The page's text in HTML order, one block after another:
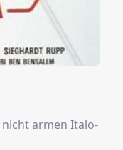
armen Italo-